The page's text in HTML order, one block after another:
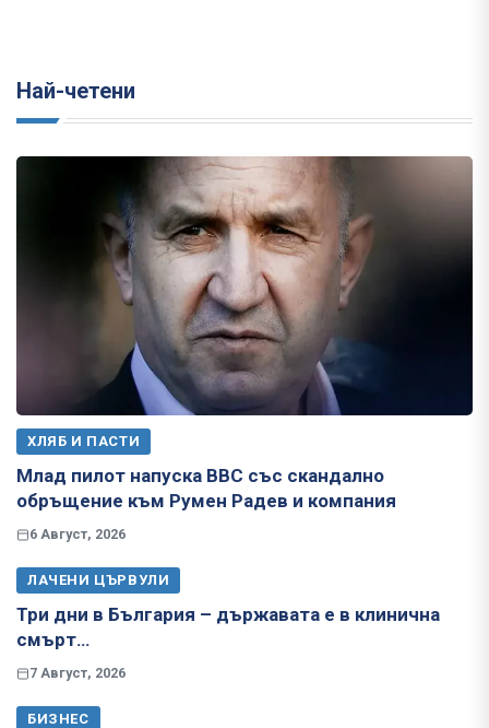
Най-четени
ХЛЯБ И ПАСТИ
Млад пилот напуска ВВС със скандално
обръщение към Румен Радев и компания
6 Август, 2026
ЛАЧЕНИ ЦЪРВУЛИ
Три дни в България – държавата е в клинична
смърт…
7 Август, 2026
БИЗНЕС